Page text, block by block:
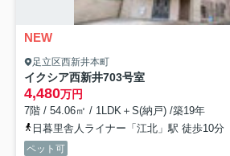
NEW
足立区西新井本町
イクシア西新井703号室
4,480万円
7階 / 54.06㎡ / 1LDK＋S(納戸) /築19年
日暮里舎人ライナー「江北」駅 徒歩10分
ペット可